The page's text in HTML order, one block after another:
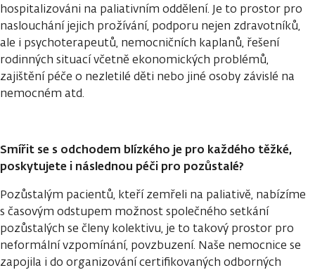
hospitalizováni na paliativním oddělení. Je to prostor pro
naslouchání jejich prožívání, podporu nejen zdravotníků,
ale i psychoterapeutů, nemocničních kaplanů, řešení
rodinných situací včetně ekonomických problémů,
zajištění péče o nezletilé děti nebo jiné osoby závislé na
nemocném atd.
Smířit se s odchodem blízkého je pro každého těžké,
poskytujete i následnou péči pro pozůstalé?
Pozůstalým pacientů, kteří zemřeli na paliativě, nabízíme
s časovým odstupem možnost společného setkání
pozůstalých se členy kolektivu, je to takový prostor pro
neformální vzpomínání, povzbuzení. Naše nemocnice se
zapojila i do organizování certifikovaných odborných